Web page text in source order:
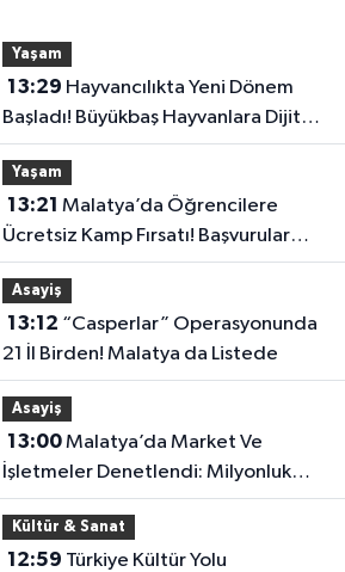
Yaşam
13:29
Başladı! Büyükbaş Hayvanlara Dijital
Kimlik Geliyor
Yaşam
13:21
Ücretsiz Kamp Fırsatı! Başvurular
Başladı
Asayiş
13:12
21 İl Birden! Malatya da Listede
Asayiş
13:00Malatya’da Market Ve
İşletmeler Denetlendi: Milyonluk
Tablo Ortaya Çıktı
Kültür & Sanat
12:59